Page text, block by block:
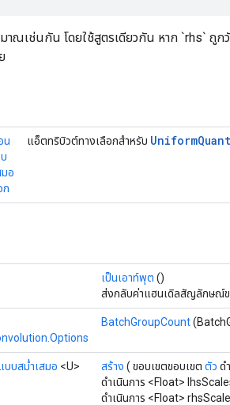
าณเช่นกัน โดยใช้สูตรเดียวกัน หาก `rhs` ถู
น
มอ
ก
แอ็ตทริบิวต์ทางเลือกสำหรับ Uniform
เป็นเอาท์พุต ()
ส่งกลับค่าแฮนเดิลสัญลักษณ์ข
BatchGroupCount
บบสม่ำเสมอ <U> สร้าง ( ขอบเขตขอบเขต ตัว ด
ดำเนินการ <Float>
ดำเนินการ <Float>